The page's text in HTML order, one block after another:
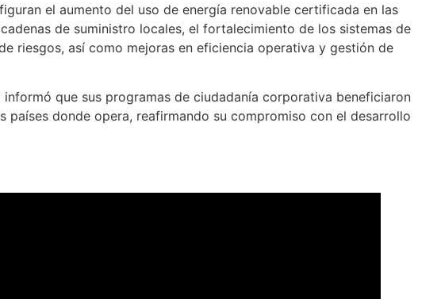
el aumento del uso de energía renovable certificada en las
de suministro locales, el fortalecimiento de los sistemas de
riesgos, así como mejoras en eficiencia operativa y gestión de
informó que sus programas de ciudadanía corporativa beneficiaron
países donde opera, reafirmando su compromiso con el desarrollo